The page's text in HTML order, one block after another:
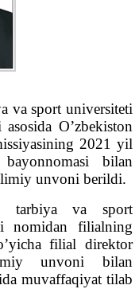
va sport universiteti
O’zbekiston
2021 yil
bilan
unvoni berildi.
tarbiya va sport
nomidan filialning
filial direktor
unvoni bilan
muvaffaqiyat tilab